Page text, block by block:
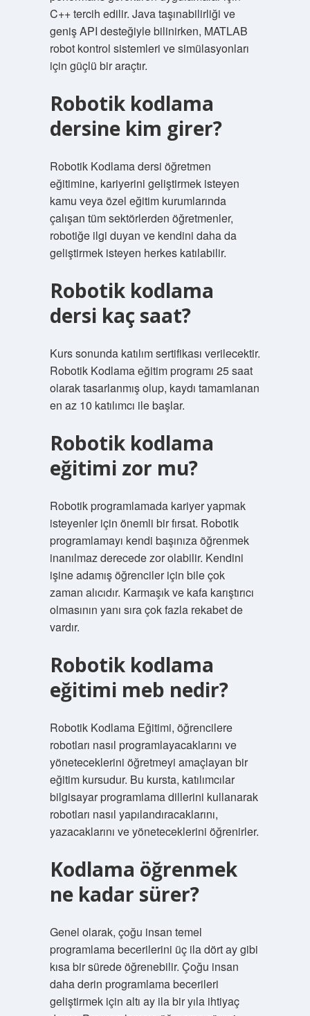
C++ tercih edilir. Java taşınabilirliği ve
geniş API desteğiyle bilinirken, MATLAB
robot kontrol sistemleri ve simülasyonları
için güçlü bir araçtır.
Robotik kodlama
dersine kim girer?
Robotik Kodlama dersi öğretmen
eğitimine, kariyerini geliştirmek isteyen
kamu veya özel eğitim kurumlarında
çalışan tüm sektörlerden öğretmenler,
robotiğe ilgi duyan ve kendini daha da
geliştirmek isteyen herkes katılabilir.
Robotik kodlama
dersi kaç saat?
Kurs sonunda katılım sertifikası verilecektir.
Robotik Kodlama eğitim programı 25 saat
olarak tasarlanmış olup, kaydı tamamlanan
en az 10 katılımcı ile başlar.
Robotik kodlama
eğitimi zor mu?
Robotik programlamada kariyer yapmak
isteyenler için önemli bir fırsat. Robotik
programlamayı kendi başınıza öğrenmek
inanılmaz derecede zor olabilir. Kendini
işine adamış öğrenciler için bile çok
zaman alıcıdır. Karmaşık ve kafa karıştırıcı
olmasının yanı sıra çok fazla rekabet de
vardır.
Robotik kodlama
eğitimi meb nedir?
Robotik Kodlama Eğitimi, öğrencilere
robotları nasıl programlayacaklarını ve
yöneteceklerini öğretmeyi amaçlayan bir
eğitim kursudur. Bu kursta, katılımcılar
bilgisayar programlama dillerini kullanarak
robotları nasıl yapılandıracaklarını,
yazacaklarını ve yöneteceklerini öğrenirler.
Kodlama öğrenmek
ne kadar sürer?
Genel olarak, çoğu insan temel
programlama becerilerini üç ila dört ay gibi
kısa bir sürede öğrenebilir. Çoğu insan
daha derin programlama becerileri
geliştirmek için altı ay ila bir yıla ihtiyaç